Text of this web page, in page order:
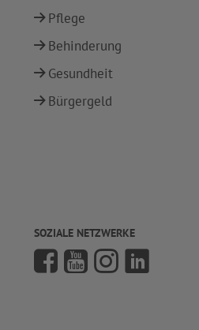
Pflege
Behinderung
Gesundheit
Bürgergeld
SOZIALE NETZWERKE